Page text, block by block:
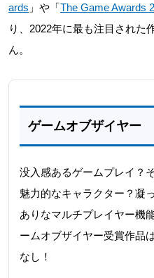
ards 」や「The Game Awards
り、2022年に最も注目された
ん。
ゲームオブザイヤー
没入感あるゲームプレイ？
魅力的なキャラクター？凝
ありなマルチプレイヤー機
ームオブザイヤー受賞作品
なし！